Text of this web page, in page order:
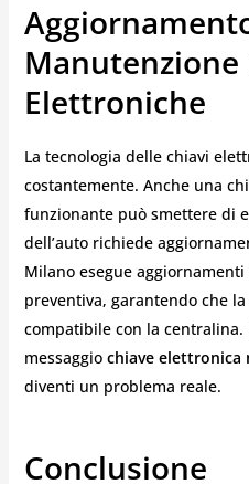
Manutenzione
Elettroniche
La tecnologia delle chiavi
costantemente. Anche una
funzionante può smettere di
dell’auto richiede
Milano esegue
preventiva, garantendo che
compatibile con la
messaggiochiave elettronica
diventi un problema reale.
Conclusione